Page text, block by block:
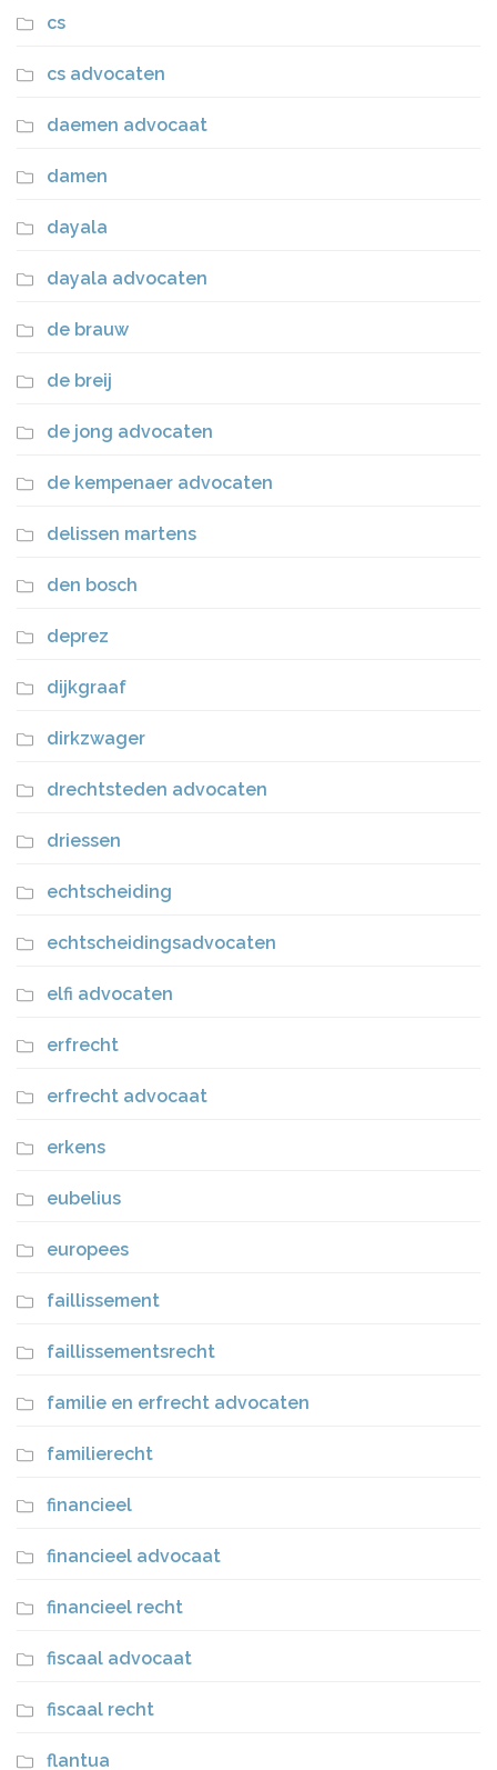
cs
cs advocaten
daemen advocaat
damen
dayala
dayala advocaten
de brauw
de breij
de jong advocaten
de kempenaer advocaten
delissen martens
den bosch
deprez
dijkgraaf
dirkzwager
drechtsteden advocaten
driessen
echtscheiding
echtscheidingsadvocaten
elfi advocaten
erfrecht
erfrecht advocaat
erkens
eubelius
europees
faillissement
faillissementsrecht
familie en erfrecht advocaten
familierecht
financieel
financieel advocaat
financieel recht
fiscaal advocaat
fiscaal recht
flantua